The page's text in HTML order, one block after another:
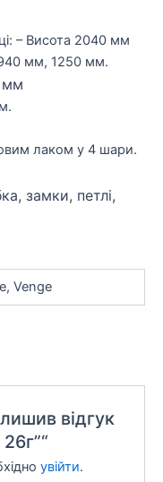
– Висота 2040 мм
мм, 1250 мм.
мм
лаком у 4 шари.
замки, петлі,
Venge
відгук
увійти.